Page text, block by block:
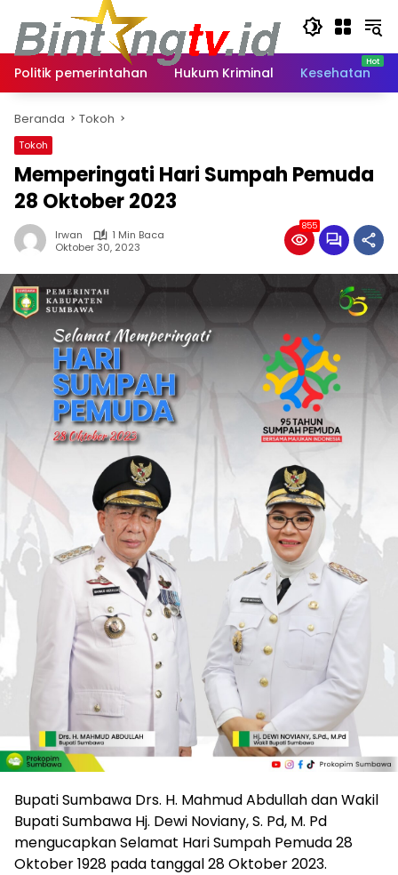
konten
Politik pemerintahan
Hukum Kriminal Kesehatan
Beranda Tokoh
Tokoh
Memperingati Hari Sumpah Pemuda
28 Oktober 2023
Irwan
1 Min Baca
Oktober 30, 2023
855
Bupati Sumbawa Drs. H. Mahmud Abdullah dan Wakil
Bupati Sumbawa Hj. Dewi Noviany, S. Pd, M. Pd
mengucapkan Selamat Hari Sumpah Pemuda 28
Oktober 1928 pada tanggal 28 Oktober 2023.